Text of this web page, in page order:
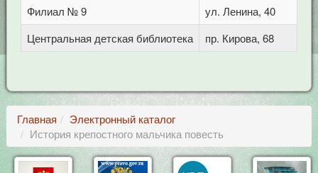
Филиал № 9
ул. Ленина, 40
Центральная детская библиотека
пр. Кирова, 68
Главная
Электронный каталог
История крепостного мальчика повесть